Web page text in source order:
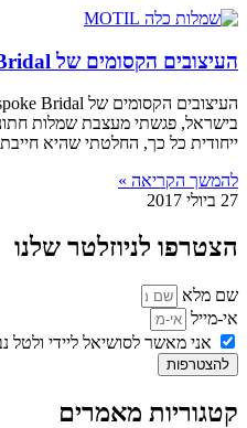
העיצובים הקסומים של Motil – Bespoke Bridal
בישראל, פגשתי מעצבת שמלות
ייחודית כל כך, החלטתי שהיא חייבת
להמשך הקריאה »
27 ביולי 2017
הצטרפו לניוזלטר שלנו
שם מלא
אי-מייל
אני מאשר לסושיאל ליידי ולטל
להצטרפות
קטגוריות מאמרים